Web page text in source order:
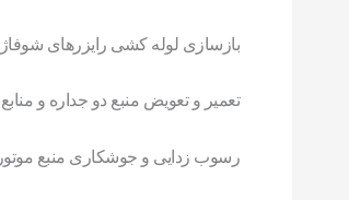
بازسازی لوله کشی رایزرهای
تعمیر و تعویض منبع دو جداره و
رسوب زدایی و جوشکاری منبع